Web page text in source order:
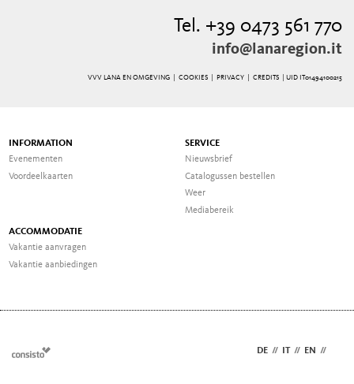
Tel. +39 0473 561 770
info@lanaregion.it
VVV LANA EN OMGEVING | COOKIES| PRIVACY| CREDITS | UID IT01494100215
INFORMATION
Evenementen
Voordeelkaarten
SERVICE
Nieuwsbrief
Catalogussen bestellen
Weer
Mediabereik
ACCOMMODATIE
Vakantie aanvragen
Vakantie aanbiedingen
DE // IT // EN //